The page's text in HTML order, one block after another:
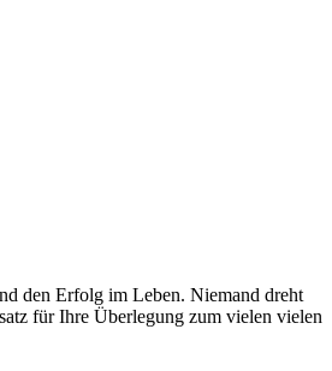
den Erfolg im Leben. Niemand dreht
für Ihre Überlegung zum vielen vielen